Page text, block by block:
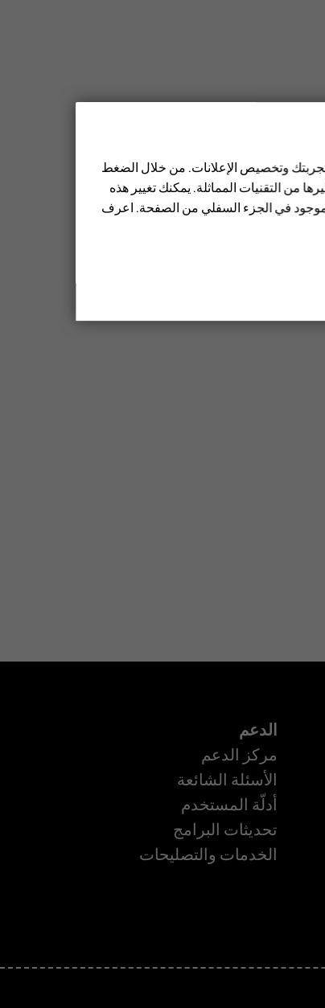
الدعم
مركز الدعم
الأسئلة الشائعة
أدلّة المستخدم
تحديثات البرامج
الخدمات والتصليحات
وتخصيص الإعلانات. من خلال الضغط
من التقنيات المماثلة. يمكنك تغيير هذه
في الجزء السفلي من الصفحة. اعرف